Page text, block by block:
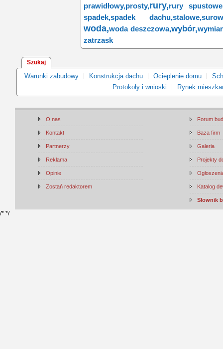
prawidłowy,prosty,rury,rury
spadek,spadek dachu,stalowe,
woda,woda deszczowa,wybór,
zatrzask
Szukaj
Warunki zabudowy Konstrukcja dachu Ocieplenie domu
Protokoły i wnioski
Rynek
O nas
Kontakt
Partnerzy
Reklama
Opinie
Zostań redaktorem
Forum
Baza firm
Galeria
Projekty
Katalog
Słownik
/* */